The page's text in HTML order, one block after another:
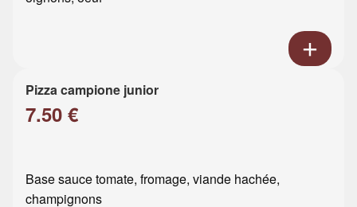
Pizza campione junior
7.50 €
Base sauce tomate, fromage, viande hachée,
champignons